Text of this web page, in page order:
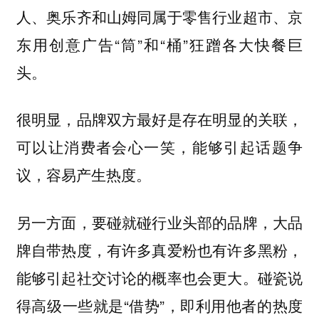
人、奥乐齐和山姆同属于零售行业超市、京
东用创意广告“筒”和“桶”狂蹭各大快餐巨
头。
很明显，品牌双方最好是存在明显的关联，
可以让消费者会心一笑，能够引起话题争
议，容易产生热度。
另一方面，要碰就碰行业头部的品牌，大品
牌自带热度，有许多真爱粉也有许多黑粉，
能够引起社交讨论的概率也会更大。碰瓷说
得高级一些就是“借势”，即利用他者的热度